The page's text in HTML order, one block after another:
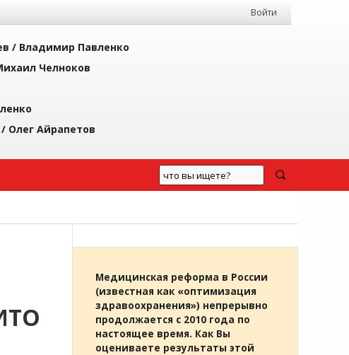
Войти
/ Владимир Павленко
Челноков
/ Олег Айрапетов
Медицинская реформа в России
(известная как «оптимизация
здравоохранения») непрерывно
продолжается с 2010 года по
настоящее время. Как Вы
оцениваете результаты этой